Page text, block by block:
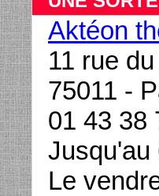
Aktéon
11 rue
75011 -
01 43 38
Jusqu'au
Le